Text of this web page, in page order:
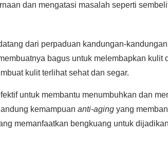
dan mengatasi masalah seperti
dari perpaduan kandungan-
bagus untuk melembapkan kulit
kulit terlihat sehat dan segar.
untuk membantu menumbuhkan dan
kemampuan anti-aging yang
memanfaatkan bengkuang untuk